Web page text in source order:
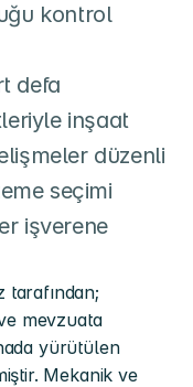
kontrol
defa
inşaat
düzenli
seçimi
işverene
tarafından;
mevzuata
yürütülen
Mekanik ve